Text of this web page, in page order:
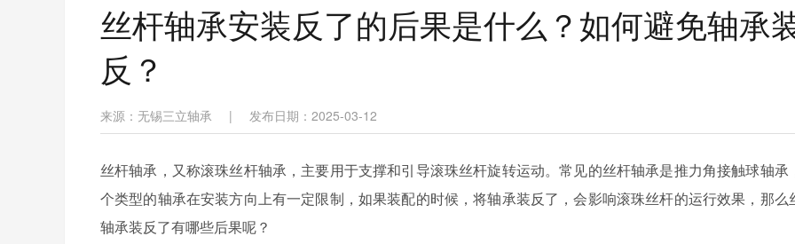
丝杆轴承安装反了的后果是什么？如何避免轴承
反？
来源：无锡三立轴承 | 发布日期：2025-03-12
丝杆轴承， 又称滚珠丝杆轴承 ，主要用于支撑和引导滚珠丝杆旋转运动。常见的丝杆轴承是推力角接触球轴承
个类型的轴承在安装方向上有一定限制，如果装配的时候，将轴承装反了，会影响滚珠丝杆的运行效果，那么
轴承装反了有哪些后果呢？